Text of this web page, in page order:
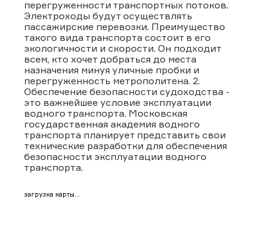
перегруженности транспортных потоков.
Электроходы будут осуществлять
пассажирские перевозки. Преимущество
такого вида транспорта состоит в его
экологичности и скорости. Он подходит
всем, кто хочет добраться до места
назначения минуя уличные пробки и
перегруженность метрополитена. 2.
Обеспечение безопасности судоходства -
это важнейшее условие эксплуатации
водного транспорта. Московская
государственная академия водного
транспорта планирует представить свои
технические разработки для обеспечения
безопасности эксплуатации водного
транспорта.
загрузка карты...